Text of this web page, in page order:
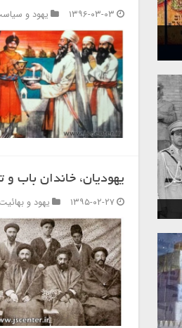
۱۳۹۶-۰۳-۰۳
یهود و
یهودیان، خاندان باب و
۱۳۹۵-۰۲-۲۷
یهود و بهائیت